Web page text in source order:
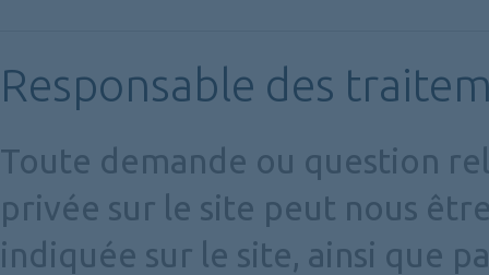
Responsable des
Toute demande ou question
privée sur le site peut nous
indiquée sur le site, ainsi que